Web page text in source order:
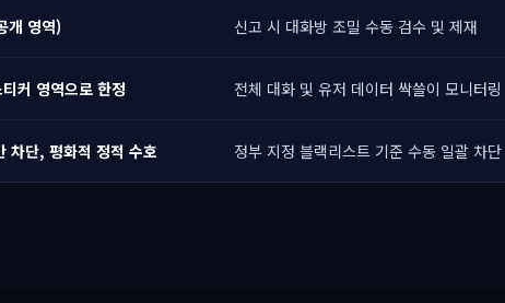
개 영역) 신고 시 대화방 조밀 수동 검수 및 제재
커 영역으로 한정 전체 대화 및 유저 데이터 싹쓸이 모니터링
차단, 평화적 정적 수호 정부 지정 블랙리스트 기준 수동 일괄 차단